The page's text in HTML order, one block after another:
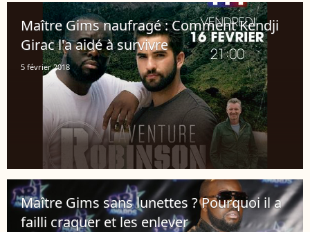
Maître Gims naufragé : Comment Kendji
Girac l'a aidé à survivre
5 février 2018
Maître Gims sans lunettes ? Pourquoi il a
failli craquer et les enlever